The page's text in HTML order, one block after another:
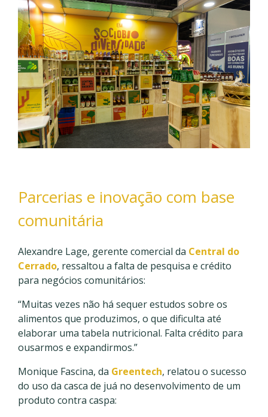
Parcerias e inovação com base
comunitária
Alexandre Lage, gerente comercial da Central do
Cerrado, ressaltou a falta de pesquisa e crédito
para negócios comunitários:
“Muitas vezes não há sequer estudos sobre os
alimentos que produzimos, o que dificulta até
elaborar uma tabela nutricional. Falta crédito para
ousarmos e expandirmos.”
Monique Fascina, da Greentech, relatou o sucesso
do uso da casca de juá no desenvolvimento de um
produto contra caspa: